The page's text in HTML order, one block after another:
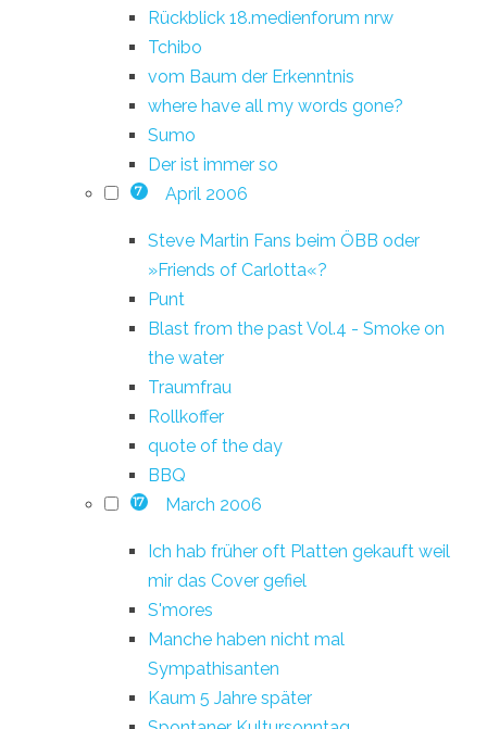
Rückblick 18.medienforum nrw
Tchibo
vom Baum der Erkenntnis
where have all my words gone?
Sumo
Der ist immer so
7 April 2006
Steve Martin Fans beim ÖBB oder
»Friends of Carlotta«?
Punt
Blast from the past Vol.4 - Smoke on
the water
Traumfrau
Rollkoffer
quote of the day
BBQ
17 March 2006
Ich hab früher oft Platten gekauft weil
mir das Cover gefiel
S'mores
Manche haben nicht mal
Sympathisanten
Kaum 5 Jahre später